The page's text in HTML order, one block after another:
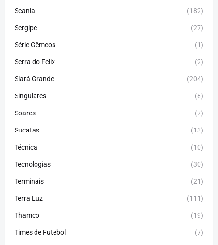
Scania (182)
Sergipe (27)
Série Gêmeos (1)
Serra do Felix (2)
Siará Grande (204)
Singulares (8)
Soares (7)
Sucatas (13)
Técnica (10)
Tecnologias (30)
Terminais (21)
Terra Luz (111)
Thamco (19)
Times de Futebol (7)